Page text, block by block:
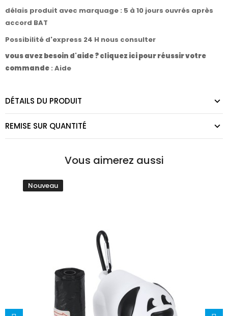
délais produit avec marquage : 5 à 10 jours ouvrés après
accord BAT
Possibilité d'express 24 H nous consulter
vous avez besoin d'aide ? cliquez ici pour réussir votre
commande : Aide
DÉTAILS DU PRODUIT
REMISE SUR QUANTITÉ
Vous aimerez aussi
Nouveau